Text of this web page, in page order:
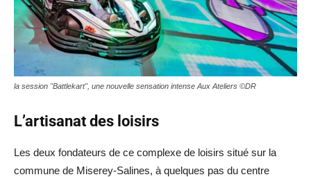
la session "Battlekart", une nouvelle sensation intense Aux Ateliers ©DR
L’artisanat des loisirs
Les deux fondateurs de ce complexe de loisirs situé sur la
commune de Miserey-Salines, à quelques pas du centre